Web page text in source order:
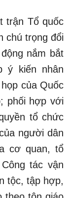
trận Tổ quốc
chú trọng đổi
nắm bắt
ý kiến nhân
của Quốc
phối hợp với
tổ chức
người dân
cơ quan, tổ
tác vận
tộc, tập hợp,